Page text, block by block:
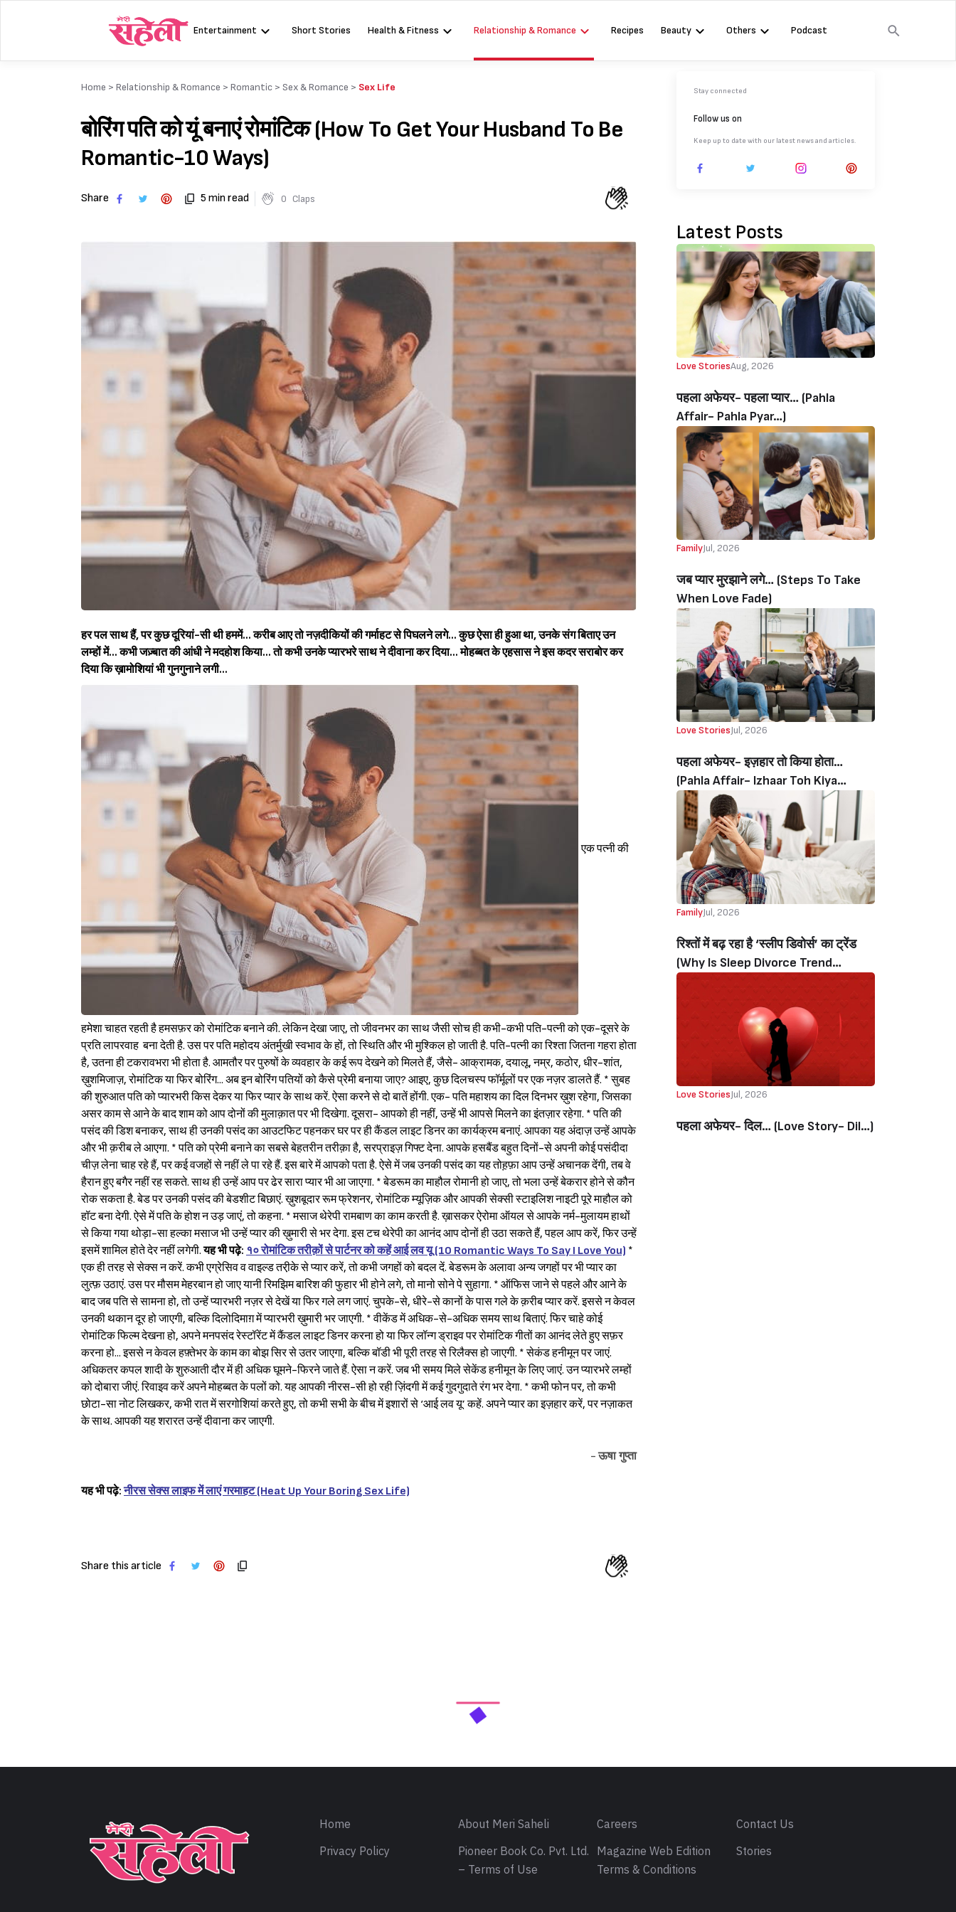
Sign in
Entertainment Short Stories Health & Fitness Relationship & Romance Recipes Beauty Others Podcast
Home > Relationship & Romance > Romantic > Sex & Romance > Sex Life
बोरिंग पति को यूं बनाएं रोमांटिक (How To Get Your Husband To Be
Romantic-10 Ways)
Share 5 min read 0 Claps
हर पल साथ हैं, पर कुछ दूरियां-सी थी हममें... करीब आए तो नज़दीकियों की गर्माहट से पिघलने लगे... कुछ ऐसा ही हुआ था, उनके संग बिताए उन
लम्हों में... कभी जज़्बात की आंधी ने मदहोश किया... तो कभी उनके प्यारभरे साथ ने दीवाना कर दिया... मोहब्बत के एहसास ने इस कदर सराबोर कर
दिया कि ख़ामोशियां भी गुनगुनाने लगी...
एक पत्नी की
हमेशा चाहत रहती है हमसफ़र को रोमांटिक बनाने की. लेकिन देखा जाए, तो जीवनभर का साथ जैसी सोच ही कभी-कभी पति-पत्नी को एक-दूसरे के
प्रति लापरवाह बना देती है. उस पर पति महोदय अंतर्मुखी स्वभाव के हों, तो स्थिति और भी मुश्किल हो जाती है. पति-पत्नी का रिश्ता जितना गहरा होता
है, उतना ही टकरावभरा भी होता है. आमतौर पर पुरुषों के व्यवहार के कई रूप देखने को मिलते हैं, जैसे- आक्रामक, दयालू, नम्र, कठोर, धीर-शांत,
ख़ुशमिजाज़, रोमांटिक या फिर बोरिंग... अब इन बोरिंग पतियों को कैसे प्रेमी बनाया जाए? आइए, कुछ दिलचस्प फॉर्मूलों पर एक नज़र डालते हैं. * सुबह
की शुरुआत पति को प्यारभरी किस देकर या फिर प्यार के साथ करें. ऐसा करने से दो बातें होंगी. एक- पति महाशय का दिल दिनभर ख़ुश रहेगा, जिसका
असर काम से आने के बाद शाम को आप दोनों की मुलाक़ात पर भी दिखेगा. दूसरा- आपको ही नहीं, उन्हें भी आपसे मिलने का इंतज़ार रहेगा. * पति की
पसंद की डिश बनाकर, साथ ही उनकी पसंद का आउटफिट पहनकर घर पर ही कैंडल लाइट डिनर का कार्यक्रम बनाएं. आपका यह अंदाज़ उन्हें आपके
और भी क़रीब ले आएगा. * पति को प्रेमी बनाने का सबसे बेहतरीन तरीक़ा है, सरप्राइज़ गिफ्ट देना. आपके हसबैंड बहुत दिनों-से अपनी कोई पसंदीदा
चीज़ लेना चाह रहे हैं, पर कई वजहों से नहीं ले पा रहे हैं. इस बारे में आपको पता है. ऐसे में जब उनकी पसंद का यह तोह़फ़ा आप उन्हें अचानक देंगी, तब वे
हैरान हुए बगैर नहीं रह सकते. साथ ही उन्हें आप पर ढेर सारा प्यार भी आ जाएगा. * बेडरूम का माहौल रोमानी हो जाए, तो भला उन्हें बेकरार होने से कौन
रोक सकता है. बेड पर उनकी पसंद की बेडशीट बिछाएं. ख़ुशबूदार रूम फ्रेशनर, रोमांटिक म्यूज़िक और आपकी सेक्सी स्टाइलिश नाइटी पूरे माहौल को
हॉट बना देगी. ऐसे में पति के होश न उड़ जाएं, तो कहना. * मसाज थेरेपी रामबाण का काम करती है. ख़ासकर ऐरोमा ऑयल से आपके नर्म-मुलायम हाथों
से किया गया थोड़ा-सा हल्का मसाज भी उन्हें प्यार की ख़ुमारी से भर देगा. इस टच थेरेपी का आनंद आप दोनों ही उठा सकते हैं, पहल आप करें, फिर उन्हें
इसमें शामिल होते देर नहीं लगेगी.यहभीपढ़े: १० रोमांटिक तरीक़ों से पार्टनर को कहें आई लव यू (10 Romantic Ways To Say I Love You) *
एक ही तरह से सेक्स न करें. कभी एग्रेसिव व वाइल्ड तरी़के से प्यार करें, तो कभी जगहों को बदल दें. बेडरूम के अलावा अन्य जगहों पर भी प्यार का
लुत्फ़ उठाएं. उस पर मौसम मेहरबान हो जाए यानी रिमझिम बारिश की फुहार भी होने लगे, तो मानो सोने पे सुहागा. * ऑफिस जाने से पहले और आने के
बाद जब पति से सामना हो, तो उन्हें प्यारभरी नज़र से देखें या फिर गले लग जाएं. चुपके-से, धीरे-से कानों के पास गले के क़रीब प्यार करें. इससे न केवल
उनकी थकान दूर हो जाएगी, बल्कि दिलोदिमाग़ में प्यारभरी ख़ुमारी भर जाएगी. * वीकेंड में अधिक-से-अधिक समय साथ बिताएं. फिर चाहे कोई
रोमांटिक फिल्म देखना हो, अपने मनपसंद रेस्टॉरेंट में कैंडल लाइट डिनर करना हो या फिर लॉन्ग ड्राइव पर रोमांटिक गीतों का आनंद लेते हुए सफ़र
करना हो... इससे न केवल हफ़्तेभर के काम का बोझ सिर से उतर जाएगा, बल्कि बॉडी भी पूरी तरह से रिलैक्स हो जाएगी. * सेकंड हनीमून पर जाएं.
अधिकतर कपल शादी के शुरुआती दौर में ही अधिक घूमने-फिरने जाते हैं. ऐसा न करें. जब भी समय मिले सेकेंड हनीमून के लिए जाएं. उन प्यारभरे लम्हों
को दोबारा जीएं. रिवाइव करें अपने मोहब्बत के पलों को. यह आपकी नीरस-सी हो रही ज़िंदगी में कई गुदगुदाते रंग भर देगा. * कभी फोन पर, तो कभी
छोटा-सा नोट लिखकर, कभी रात में सरगोशियां करते हुए, तो कभी सभी के बीच में इशारों से ‘आई लव यू’ कहें. अपने प्यार का इज़हार करें, पर नज़ाकत
के साथ. आपकी यह शरारत उन्हें दीवाना कर जाएगी.
-ऊषा गुप्ता
यहभीपढ़े:नीरस सेक्स लाइफ में लाएं गरमाहट (Heat Up Your Boring Sex Life)
Share this article
Stay connected
Follow us on
Keep up to date with our latest news and articles.
Latest Posts
Love StoriesAug, 2026
पहला अफेयर- पहला प्यार… (Pahla
Affair- Pahla Pyar…)
FamilyJul, 2026
जब प्यार मुरझाने लगे… (Steps To Take
When Love Fade)
Love StoriesJul, 2026
पहला अफेयर- इज़हार तो किया होता…
(Pahla Affair- Izhaar Toh Kiya
Hota…)
FamilyJul, 2026
रिश्तों में बढ़ रहा है ‘स्लीप डिवोर्स’ का ट्रेंड
(Why Is Sleep Divorce Trend
Increasing Among Couples?)
Love StoriesJul, 2026
पहला अफेयर- दिल… (Love Story- Dil…)
Home About Meri Saheli Careers
Contact Us
Privacy Policy
Pioneer Book Co. Pvt. Ltd.
– Terms of Use
Magazine Web Edition
Terms & Conditions
Stories